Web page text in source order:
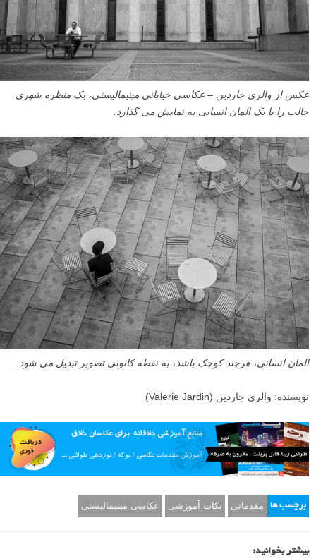
عکس از والری جاردین – عکاسی خیابانی مینیمالیستی، یک منظره شهری
جالب را با یک المان انسانی به نمایش می گذارد.
المان انسانی، هرچند کوچک باشد، به نقطه کانونی تصویر تبدیل می شود.
نویسنده: والری جاردین (Valerie Jardin)
برچسب ها مقدماتی نکات آموزشی عکاسی مینیمالیستی
بیشتر بخوانید: